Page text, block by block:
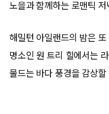
노을과 함께하는 로맨틱 저
해밀턴 아일랜드의 밤은
명소인 원 트리 힐에서는
물드는 바다 풍경을 감상할